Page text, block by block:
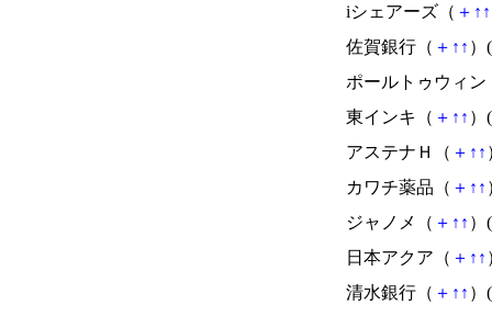
iシェアーズ（ ＋ ↑ ↑
佐賀銀行（ ＋ ↑ ↑ ）(
ポールトゥウィ
東インキ（ ＋ ↑ ↑ ）(
アステナＨ（ ＋ ↑ ↑
カワチ薬品（ ＋ ↑ ↑
ジャノメ（ ＋ ↑ ↑ ）(
日本アクア（ ＋ ↑ ↑
清水銀行（ ＋ ↑ ↑ ）(